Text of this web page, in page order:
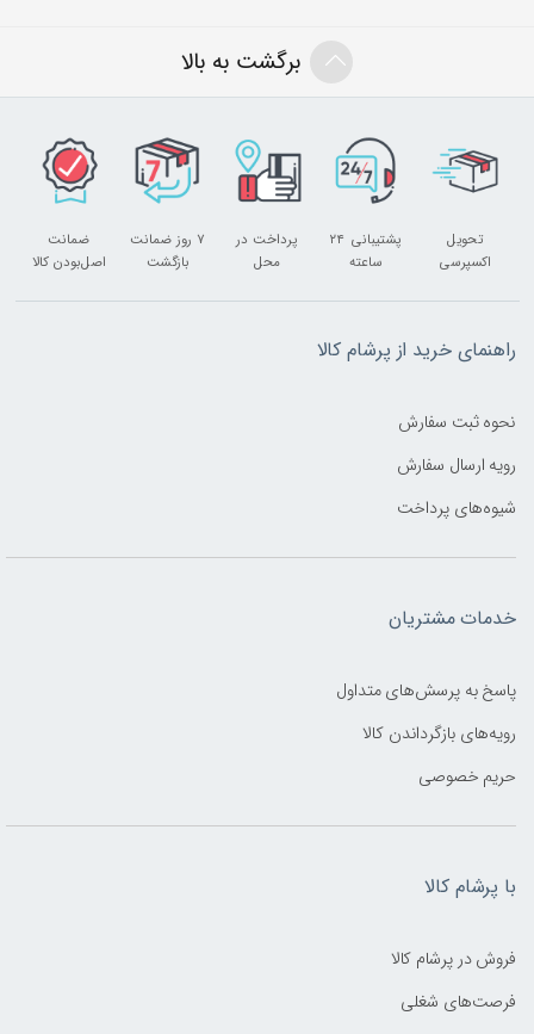
برگشت به بالا
تحویل
اکسپرسی
پشتیبانی ۲۴
ساعته
پرداخت در
محل
۷ روز ضمانت
بازگشت
ضمانت
اصل‌بودن کالا
راهنمای خرید از پرشام کالا
نحوه ثبت سفارش
رویه ارسال سفارش
شیوه‌های پرداخت
خدمات مشتریان
پاسخ به پرسش‌های متداول
رویه‌های بازگرداندن کالا
حریم خصوصی
با پرشام کالا
فروش در پرشام کالا
فرصت‌های شغلی